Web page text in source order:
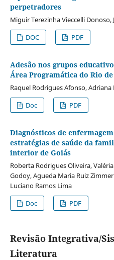
perpetradores
Miguir Terezinha Vieccelli Donoso,
DOC
PDF
Adesão nos grupos
Área Programática do Rio
Raquel Rodrigues Afonso, Adriana
Doc
PDF
Diagnósticos de
estratégias de saúde da
interior de Goiás
Roberta Rodrigues Oliveira,
Godoy, Agueda Maria Ruiz
Luciano Ramos Lima
Doc
PDF
Revisão Integrativa/
Literatura